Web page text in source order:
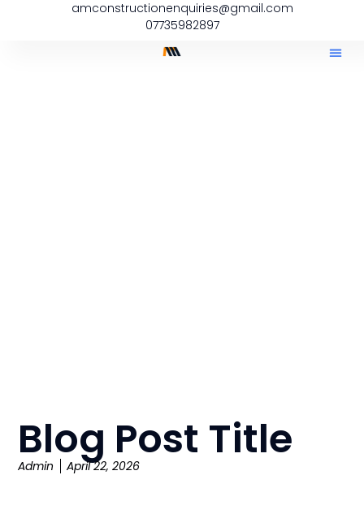
amconstructionenquiries@gmail.com
07735982897
Blog Post Title
Admin April 22, 2026